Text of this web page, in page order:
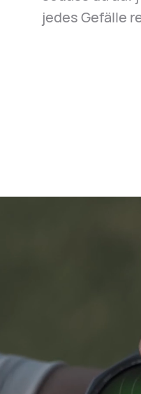
jedes Gefälle